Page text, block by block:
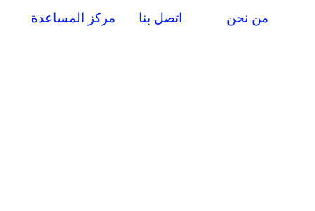
من نحن اتصل بنا مركز المساعدة